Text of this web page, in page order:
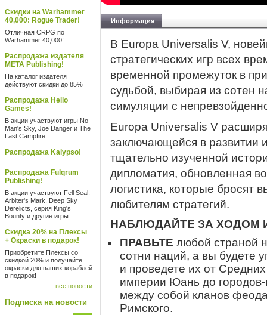
Скидки на Warhammer
40,000: Rogue Trader!
Отличная CRPG по
Warhammer 40,000!
Распродажа издателя
META Publishing!
На каталог издателя
действуют скидки до 85%
Распродажа Hello
Games!
В акции участвуют игры No
Man's Sky, Joe Danger и The
Last Campfire
Распродажа Kalypso!
Распродажа Fulqrum
Publishing!
В акции участвуют Fell Seal:
Arbiter's Mark, Deep Sky
Derelicts, серия King's
Bounty и другие игры
Скидка 20% на Плексы
+ Окраски в подарок!
Приобретите Плексы со
скидкой 20% и получайте
окраски для ваших кораблей
в подарок!
все новости
Подписка на новости
Информация
В Europa Universalis V,
стратегических игр всех
временной промежуток в
судьбой, выбирая из сотен
симуляции с
Europa Universalis V
заключающейся в развитии
тщательно изученной
дипломатия, обновленная
логистика, которые
любителям стратегий.
НАБЛЮДАЙТЕ ЗА ХОДОМ
ПРАВЬТЕ любой страной
сотни наций, а вы будете
и проведете их от
империи Юань до
между собой кланов
Римского.